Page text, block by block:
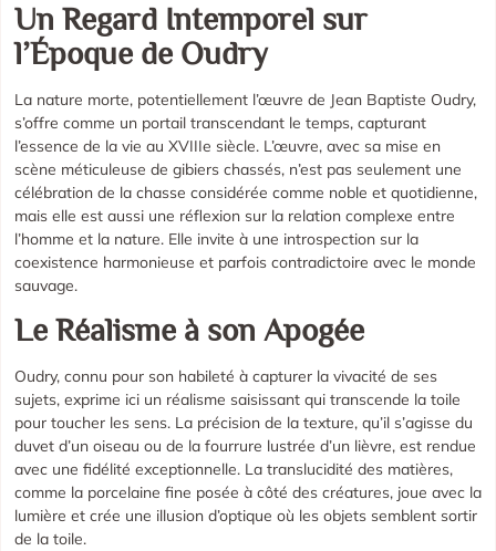
Un Regard Intemporel sur
l’Époque de Oudry
La nature morte, potentiellement l’œuvre de Jean Baptiste Oudry,
s’offre comme un portail transcendant le temps, capturant
l’essence de la vie au XVIIIe siècle. L’œuvre, avec sa mise en
scène méticuleuse de gibiers chassés, n’est pas seulement une
célébration de la chasse considérée comme noble et quotidienne,
mais elle est aussi une réflexion sur la relation complexe entre
l’homme et la nature. Elle invite à une introspection sur la
coexistence harmonieuse et parfois contradictoire avec le monde
sauvage.
Le Réalisme à son Apogée
Oudry, connu pour son habileté à capturer la vivacité de ses
sujets, exprime ici un réalisme saisissant qui transcende la toile
pour toucher les sens. La précision de la texture, qu’il s’agisse du
duvet d’un oiseau ou de la fourrure lustrée d’un lièvre, est rendue
avec une fidélité exceptionnelle. La translucidité des matières,
comme la porcelaine fine posée à côté des créatures, joue avec la
lumière et crée une illusion d’optique où les objets semblent sortir
de la toile.